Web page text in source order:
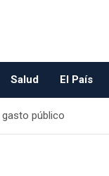
Salud El País
público